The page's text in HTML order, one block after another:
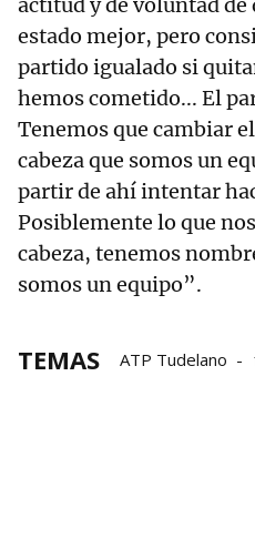
actitud y de voluntad
estado mejor, pero
partido igualado si
hemos cometido... El
Tenemos que cambiar
cabeza que somos un
partir de ahí intentar
Posiblemente lo que
cabeza, tenemos
somos un equipo”.
TEMAS ATP Tudelano